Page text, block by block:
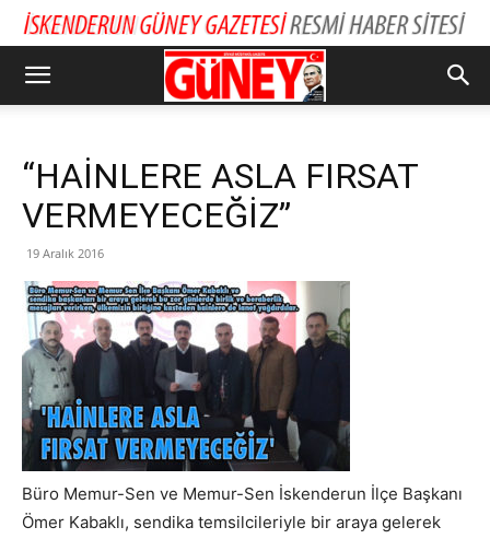
“HAİNLERE ASLA FIRSAT
VERMEYECEĞİZ”
19 Aralık 2016
Büro Memur-Sen ve Memur-Sen İskenderun İlçe Başkanı
Ömer Kabaklı, sendika temsilcileriyle bir araya gelerek